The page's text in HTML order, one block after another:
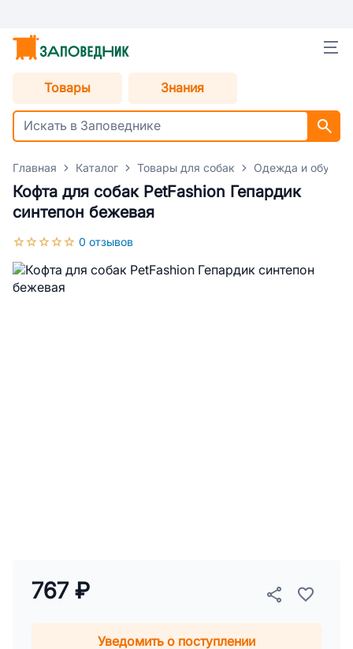
Товары Знания
Главная Каталог Товары для собак Одежда и обувь
Кофта для собак PetFashion Гепардик
синтепон бежевая
0 отзывов
767 ₽
Уведомить о поступлении